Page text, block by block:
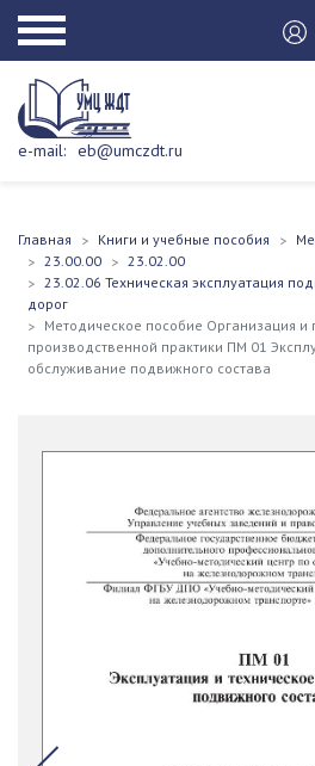
e-mail: eb@umczdt.ru
Главная Книги и учебные пособия
23.00.00
23.02.00
23.02.06 Техническая эксплуатация
дорог
Методическое пособие Организация и
производственной практики ПМ 01
обслуживание подвижного состава